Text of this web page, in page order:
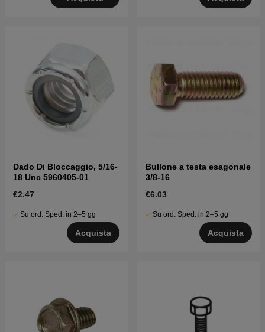
Dado Di Bloccaggio, 5/16-
18 Unc 5960405-01
€2.47
Su ord. Sped. in 2–5 gg
Acquista
Bullone a testa esagonale
3/8-16
€6.03
Su ord. Sped. in 2–5 gg
Acquista